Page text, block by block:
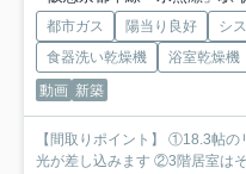
都市ガス 陽当り良好 シ
食器洗い乾燥機
浴室乾燥機
動画 新築
【間取りポイント】 ①18.3帖
光が差し込みます ②3階居室は